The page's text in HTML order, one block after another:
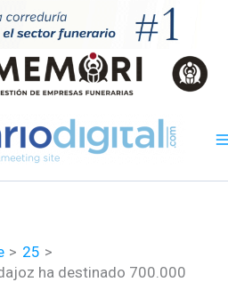
25
ha destinado 700.000